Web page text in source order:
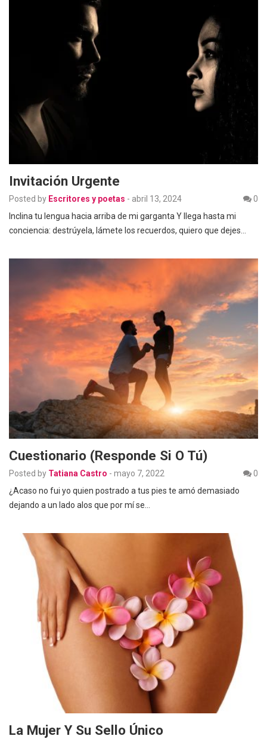
Invitación Urgente
Posted by Escritores y poetas - abril 13, 2024
0
Inclina tu lengua hacia arriba de mi garganta Y llega hasta mi
conciencia: destrúyela, lámete los recuerdos, quiero que dejes…
Cuestionario (responde Si O Tú)
Posted by Tatiana Castro - mayo 7, 2022
0
¿Acaso no fui yo quien postrado a tus pies te amó demasiado
dejando a un lado alos que por mí se…
La Mujer Y Su Sello Único